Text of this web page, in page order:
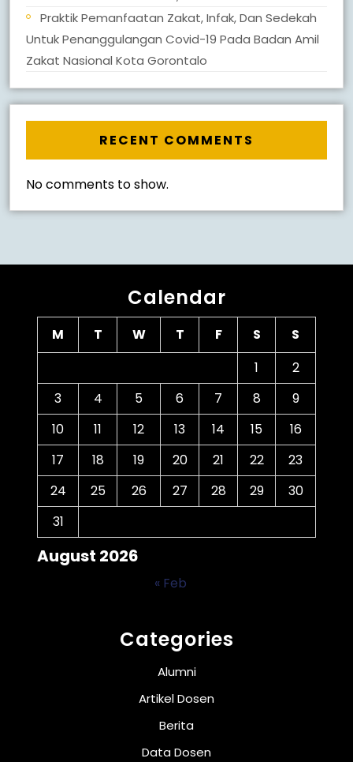
Praktik Pemanfaatan Zakat, Infak, Dan Sedekah
Untuk Penanggulangan Covid-19 Pada Badan Amil
Zakat Nasional Kota Gorontalo
RECENT COMMENTS
No comments to show.
Calendar
August 2026
M T W T F S
S
1
2
3
4 5 6 7 8
9
10
11 12 13 14 15
16
17
18 19 20 21 22
23
24
25 26 27 28 29
30
31
« Feb
Categories
Alumni
Artikel Dosen
Berita
Data Dosen